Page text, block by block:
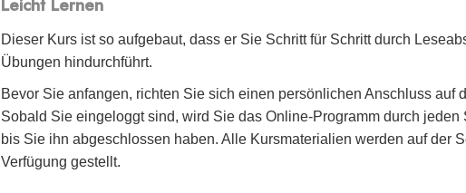
Leicht Lernen
Dieser Kurs ist so aufgebaut, dass er Sie Schritt für Schritt durch
Übungen hindurchführt.
Bevor Sie anfangen, richten Sie sich einen persönlichen Anschluss auf
Sobald Sie eingeloggt sind, wird Sie das Online-Programm durch jeden
bis Sie ihn abgeschlossen haben. Alle Kursmaterialien werden auf der
Verfügung gestellt.